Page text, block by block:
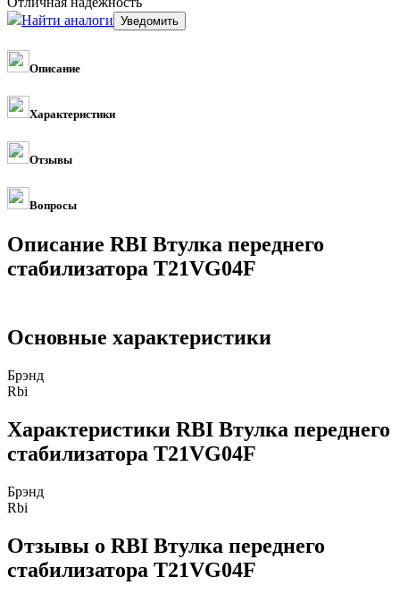
Найти аналоги
Описание
Характеристики
Отзывы
Вопросы
Описание RBI Втулка переднего
стабилизатора T21VG04F
Основные характеристики
Брэнд
Rbi
Характеристики RBI Втулка переднего
стабилизатора T21VG04F
Брэнд
Rbi
Отзывы о RBI Втулка переднего
стабилизатора T21VG04F